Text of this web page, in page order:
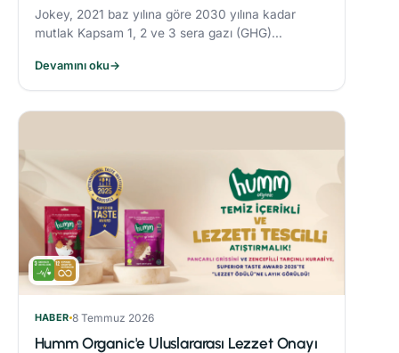
Jokey, 2021 baz yılına göre 2030 yılına kadar
mutlak Kapsam 1, 2 ve 3 sera gazı (GHG)
etmektedir.
Devamını oku→
HABER 8 Temmuz 2026
Humm Organic'e Uluslararası Lezzet Onayı